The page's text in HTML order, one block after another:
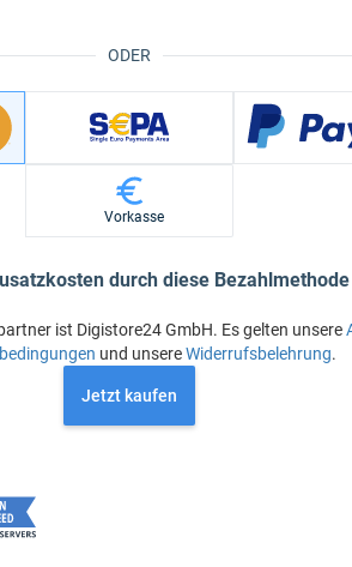
ODER
Vorkasse
durch diese Bezahlmethode
ist Digistore24 GmbH. Es gelten unsere
und unsereWiderrufsbelehrung.
Jetzt kaufen